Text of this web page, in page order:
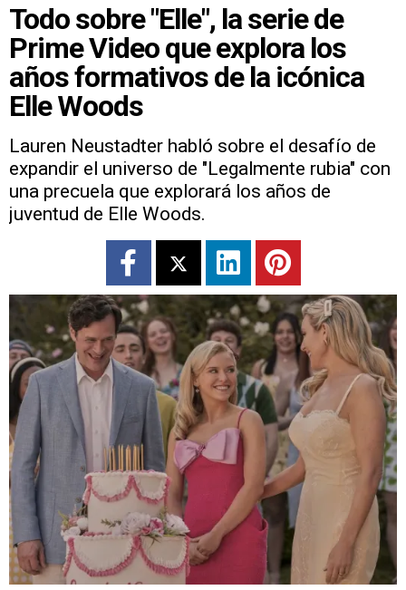
Todo sobre "Elle", la serie de
Prime Video que explora los
años formativos de la icónica
Elle Woods
Lauren Neustadter habló sobre el desafío de
expandir el universo de "Legalmente rubia" con
una precuela que explorará los años de
juventud de Elle Woods.